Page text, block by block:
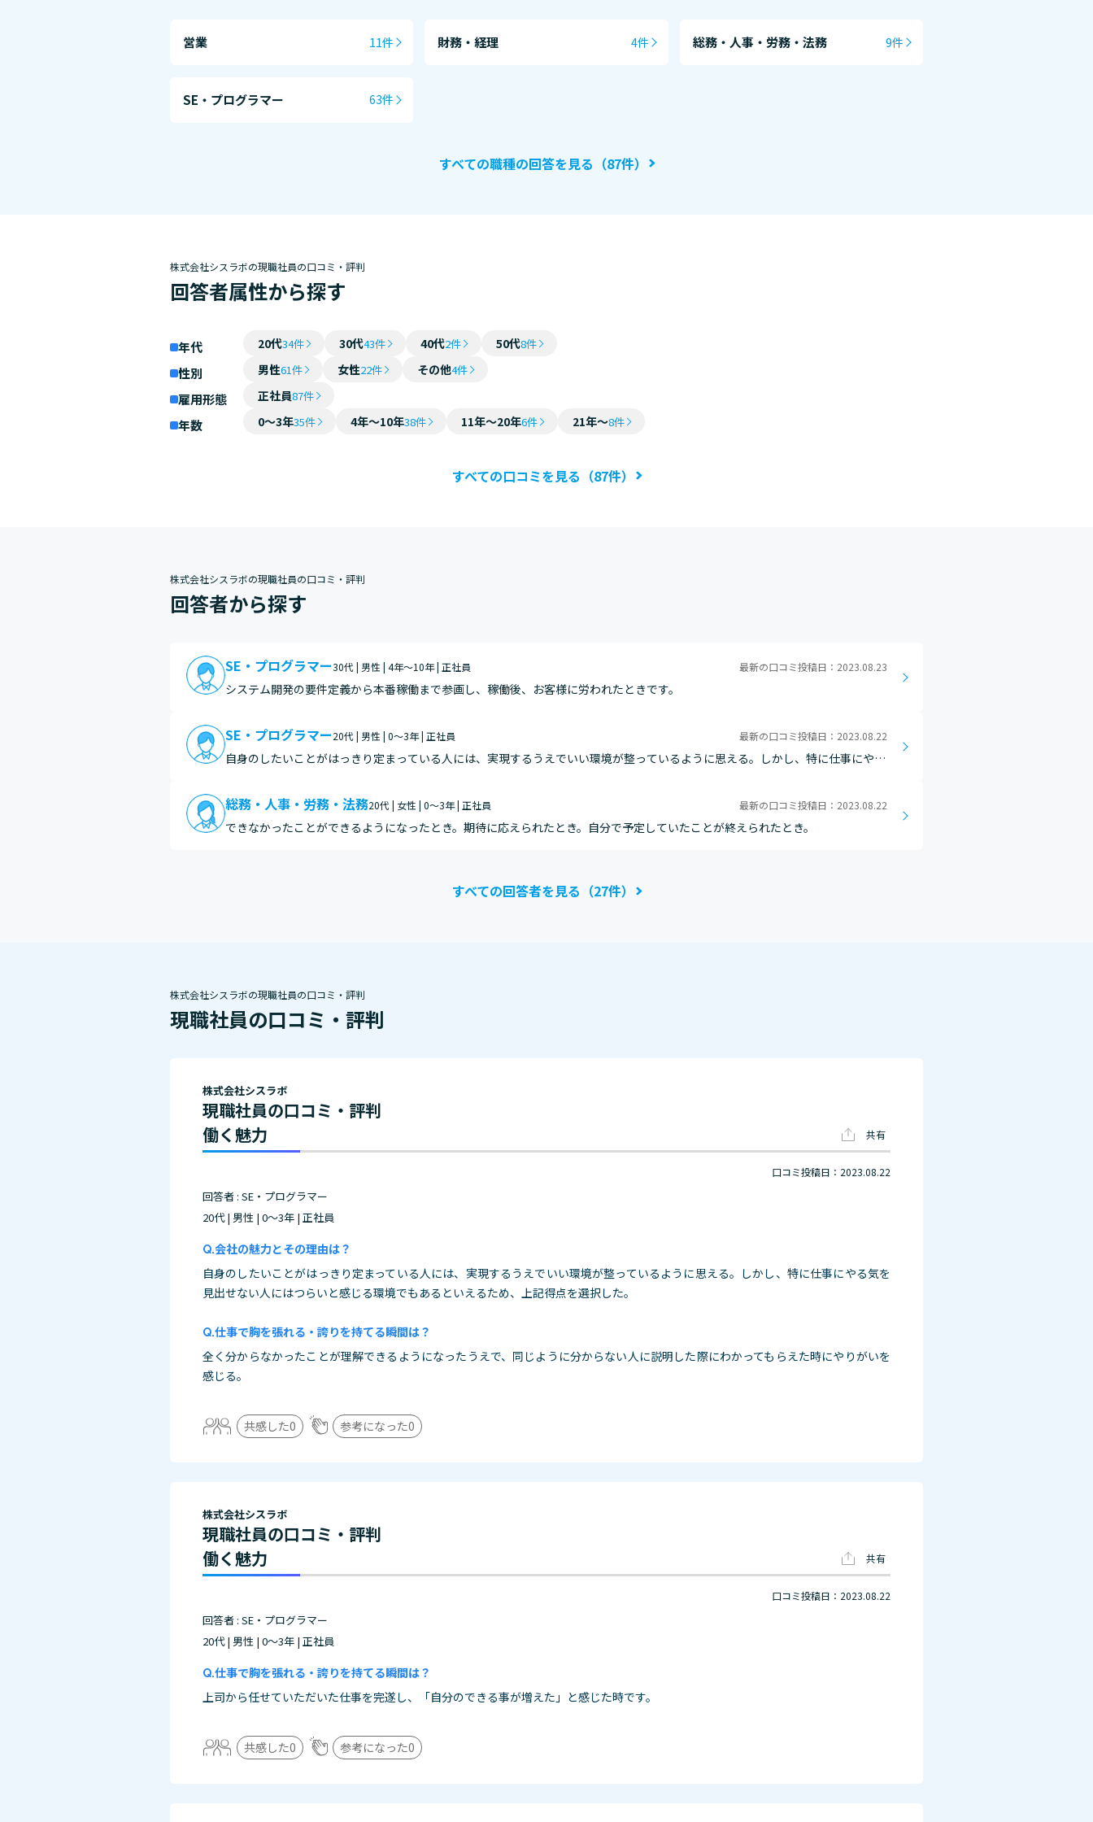
営業 11件 財務・経理 4件 総務・人事・労務・法務 9件
SE・プログラマー 63件
すべての職種の回答を見る（87件）
株式会社シスラボの現職社員の口コミ・評判
回答者属性から探す
年代 20代34件 30代43件 40代2件 50代8件
性別 男性61件 女性22件 その他4件
雇用形態 正社員87件
年数 0～3年35件 4年～10年38件 11年～20年6件 21年～8件
すべての口コミを見る（87件）
株式会社シスラボの現職社員の口コミ・評判
回答者から探す
SE・プログラマー30代 | 男性 | 4年～10年 | 正社員 最新の口コミ投稿日：2023.08.23
システム開発の要件定義から本番稼働まで参画し、稼働後、お客様に労われたときです。
SE・プログラマー20代 | 男性 | 0～3年 | 正社員 最新の口コミ投稿日：2023.08.22
自身のしたいことがはっきり定まっている人には、実現するうえでいい環境が整っているように思える。しかし、特に仕事にやる
総務・人事・労務・法務20代 | 女性 | 0～3年 | 正社員 最新の口コミ投稿日：2023.08.22
できなかったことができるようになったとき。期待に応えられたとき。自分で予定していたことが終えられたとき。
すべての回答者を見る（27件）
株式会社シスラボの現職社員の口コミ・評判
現職社員の口コミ・評判
株式会社シスラボ
現職社員の口コミ・評判
働く魅力
共有
口コミ投稿日：2023.08.22
回答者 : SE・プログラマー
20代 | 男性 | 0～3年 | 正社員
会社の魅力とその理由は？
自身のしたいことがはっきり定まっている人には、実現するうえでいい環境が整っているように思える。しかし、特に仕事にやる気を
見出せない人にはつらいと感じる環境でもあるといえるため、上記得点を選択した。
仕事で胸を張れる・誇りを持てる瞬間は？
全く分からなかったことが理解できるようになったうえで、同じように分からない人に説明した際にわかってもらえた時にやりがいを
感じる。
共感した0 参考になった0
株式会社シスラボ
現職社員の口コミ・評判
働く魅力
共有
口コミ投稿日：2023.08.22
回答者 : SE・プログラマー
20代 | 男性 | 0～3年 | 正社員
仕事で胸を張れる・誇りを持てる瞬間は？
上司から任せていただいた仕事を完遂し、「自分のできる事が増えた」と感じた時です。
共感した0 参考になった0